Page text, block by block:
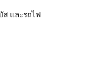
ส และรถไฟ